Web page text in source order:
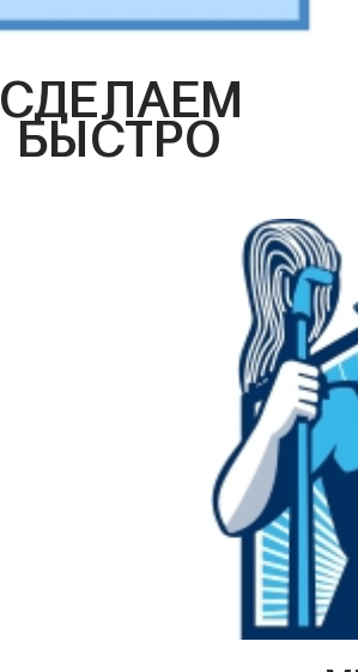
СДЕЛАЕМ
БЫСТРО